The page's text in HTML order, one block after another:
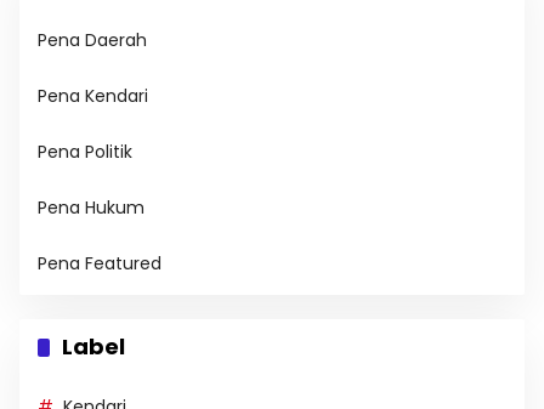
Pena Daerah
Pena Kendari
Pena Politik
Pena Hukum
Pena Featured
Label